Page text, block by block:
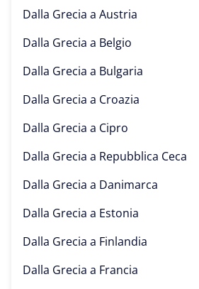
Dalla Grecia a Austria
Dalla Grecia a Belgio
Dalla Grecia a Bulgaria
Dalla Grecia a Croazia
Dalla Grecia a Cipro
Dalla Grecia a Repubblica Ceca
Dalla Grecia a Danimarca
Dalla Grecia a Estonia
Dalla Grecia a Finlandia
Dalla Grecia a Francia